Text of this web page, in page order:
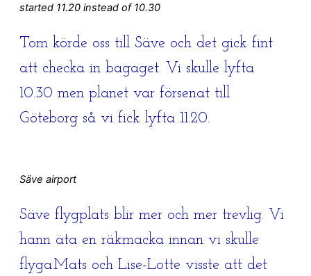
started 11.20 instead of 10.30
Tom körde oss till Säve och det gick fint
att checka in bagaget. Vi skulle lyfta
10.30 men planet var försenat till
Göteborg så vi fick lyfta 11.20.
Säve airport
Säve flygplats blir mer och mer trevlig. Vi
hann äta en räkmacka innan vi skulle
flyga.Mats och Lise-Lotte visste att det